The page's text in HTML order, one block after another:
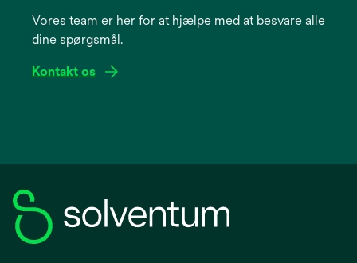
newVores team er her for at hjælpe med at besvare alle
dine spørgsmål.
Kontakt os